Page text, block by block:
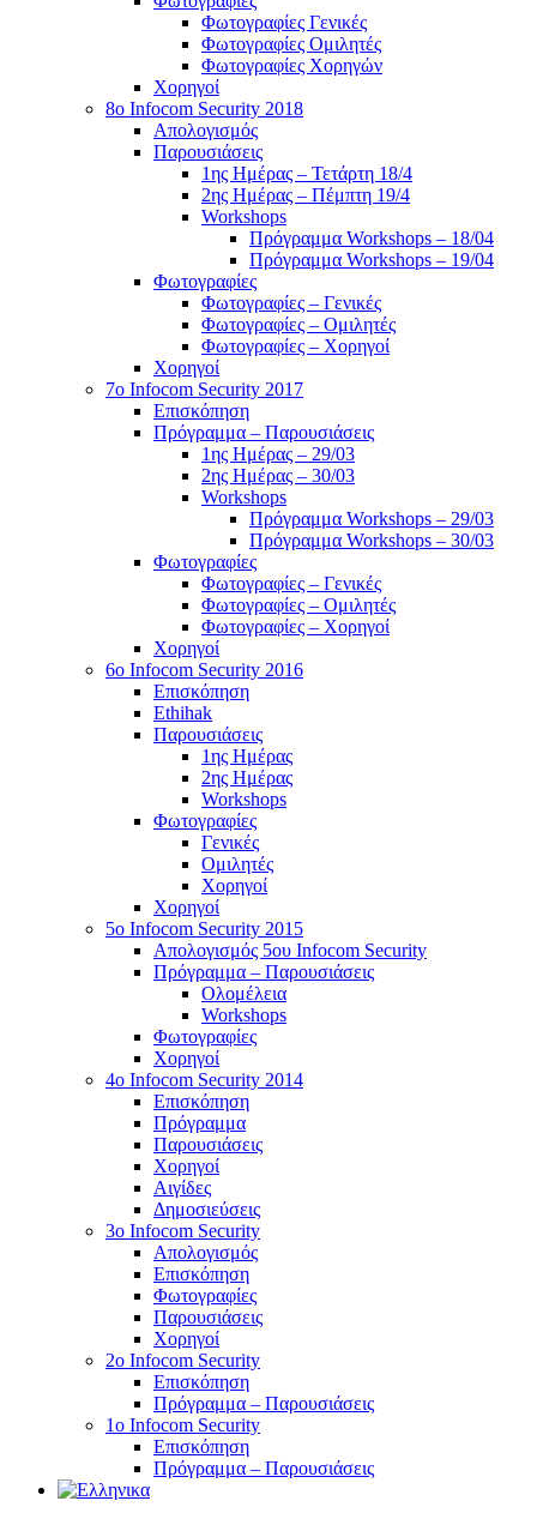
Φωτογραφίες Γενικές
Φωτογραφίες Ομιλητές
Φωτογραφίες Χορηγών
Χορηγοί
8ο Infocom Security 2018
Απολογισμός
Παρουσιάσεις
1ης Ημέρας – Τετάρτη 18/4
2ης Ημέρας – Πέμπτη 19/4
Workshops
Πρόγραμμα Workshops – 18/04
Πρόγραμμα Workshops – 19/04
Φωτογραφίες
Φωτογραφίες – Γενικές
Φωτογραφίες – Ομιλητές
Φωτογραφίες – Χορηγοί
Χορηγοί
7o Infocom Security 2017
Επισκόπηση
Πρόγραμμα – Παρουσιάσεις
1ης Ημέρας – 29/03
2ης Ημέρας – 30/03
Workshops
Πρόγραμμα Workshops – 29/03
Πρόγραμμα Workshops – 30/03
Φωτογραφίες
Φωτογραφίες – Γενικές
Φωτογραφίες – Ομιλητές
Φωτογραφίες – Χορηγοί
Χορηγοί
6o Infocom Security 2016
Επισκόπηση
Ethihak
Παρουσιάσεις
1ης Ημέρας
2ης Ημέρας
Workshops
Φωτογραφίες
Γενικές
Ομιλητές
Χορηγοί
Χορηγοί
5o Infocom Security 2015
Απολογισμός 5ου Infocom Security
Πρόγραμμα – Παρουσιάσεις
Ολομέλεια
Workshops
Φωτογραφίες
Χορηγοί
4ο Infocom Security 2014
Επισκόπηση
Πρόγραμμα
Παρουσιάσεις
Χορηγοί
Αιγίδες
Δημοσιεύσεις
3o Infocom Security
Απολογισμός
Επισκόπηση
Φωτογραφίες
Παρουσιάσεις
Χορηγοί
2o Infocom Security
Επισκόπηση
Πρόγραμμα – Παρουσιάσεις
1ο Infocom Security
Επισκόπηση
Πρόγραμμα – Παρουσιάσεις